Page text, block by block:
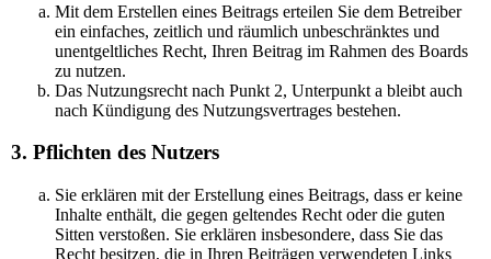
Mit dem Erstellen eines Beitrags erteilen Sie dem Betreiber
ein einfaches, zeitlich und räumlich unbeschränktes und
unentgeltliches Recht, Ihren Beitrag im Rahmen des Boards
zu nutzen.
Das Nutzungsrecht nach Punkt 2, Unterpunkt a bleibt auch
nach Kündigung des Nutzungsvertrages bestehen.
3. Pflichten des Nutzers
Sie erklären mit der Erstellung eines Beitrags, dass er keine
Inhalte enthält, die gegen geltendes Recht oder die guten
Sitten verstoßen. Sie erklären insbesondere, dass Sie das
Recht besitzen, die in Ihren Beiträgen verwendeten Links